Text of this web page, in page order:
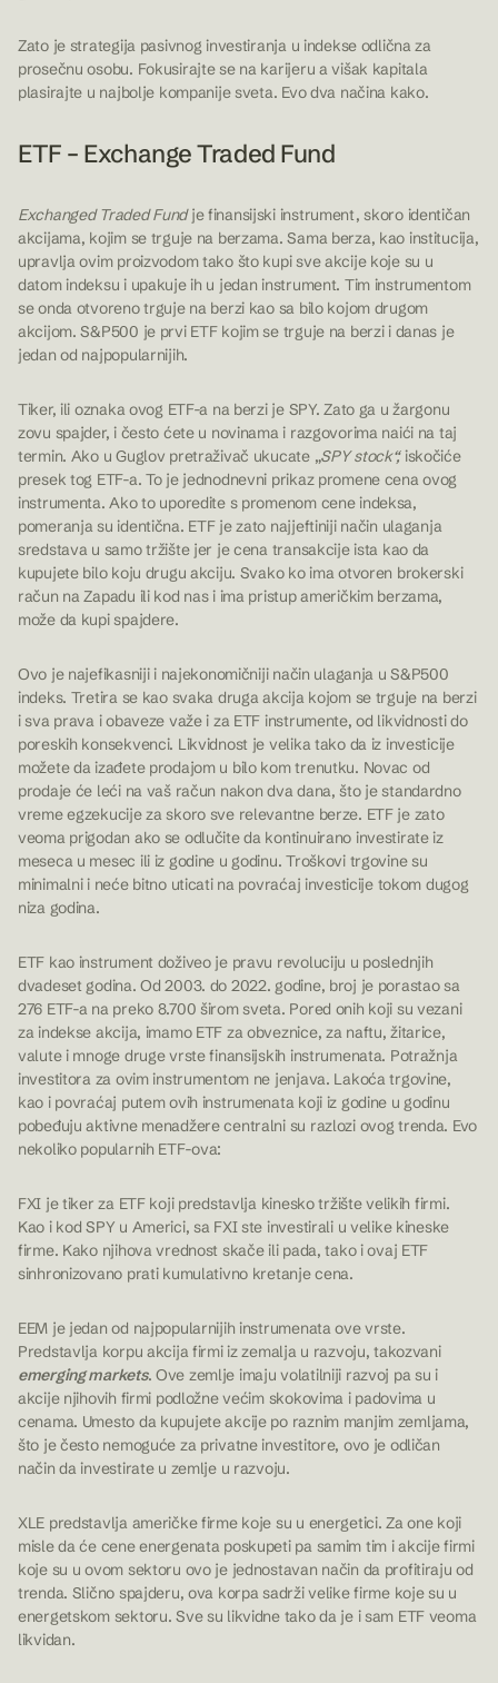
Zato je strategija pasivnog investiranja u indekse odlična za
prosečnu osobu. Fokusirajte se na karijeru a višak kapitala
plasirajte u najbolje kompanije sveta. Evo dva načina kako.
ETF – Exchange Traded Fund
Exchanged Traded Fundje finansijski instrument, skoro identičan
akcijama, kojim se trguje na berzama. Sama berza, kao institucija,
upravlja ovim proizvodom tako što kupi sve akcije koje su u
datom indeksu i upakuje ih u jedan instrument. Tim instrumentom
se onda otvoreno trguje na berzi kao sa bilo kojom drugom
akcijom. S&P500 je prvi ETF kojim se trguje na berzi i danas je
jedan od najpopularnijih.
Tiker, ili oznaka ovog ETF-a na berzi je SPY. Zato ga u žargonu
zovu spajder, i često ćete u novinama i razgovorima naići na taj
termin. Ako u Guglov pretraživač ukucate „SPY stock“,iskočiće
presek tog ETF-a. To je jednodnevni prikaz promene cena ovog
instrumenta. Ako to uporedite s promenom cene indeksa,
pomeranja su identična. ETF je zato najjeftiniji način ulaganja
sredstava u samo tržište jer je cena transakcije ista kao da
kupujete bilo koju drugu akciju. Svako ko ima otvoren brokerski
račun na Zapadu ili kod nas i ima pristup američkim berzama,
može da kupi spajdere.
Ovo je najefikasniji i najekonomičniji način ulaganja u S&P500
indeks. Tretira se kao svaka druga akcija kojom se trguje na berzi
i sva prava i obaveze važe i za ETF instrumente, od likvidnosti do
poreskih konsekvenci. Likvidnost je velika tako da iz investicije
možete da izađete prodajom u bilo kom trenutku. Novac od
prodaje će leći na vaš račun nakon dva dana, što je standardno
vreme egzekucije za skoro sve relevantne berze. ETF je zato
veoma prigodan ako se odlučite da kontinuirano investirate iz
meseca u mesec ili iz godine u godinu. Troškovi trgovine su
minimalni i neće bitno uticati na povraćaj investicije tokom dugog
niza godina.
ETF kao instrument doživeo je pravu revoluciju u poslednjih
dvadeset godina. Od 2003. do 2022. godine, broj je porastao sa
276 ETF-a na preko 8.700 širom sveta. Pored onih koji su vezani
za indekse akcija, imamo ETF za obveznice, za naftu, žitarice,
valute i mnoge druge vrste finansijskih instrumenata. Potražnja
investitora za ovim instrumentom ne jenjava. Lakoća trgovine,
kao i povraćaj putem ovih instrumenata koji iz godine u godinu
pobeđuju aktivne menadžere centralni su razlozi ovog trenda. Evo
nekoliko popularnih ETF-ova:
FXI je tiker za ETF koji predstavlja kinesko tržište velikih firmi.
Kao i kod SPY u Americi, sa FXI ste investirali u velike kineske
firme. Kako njihova vrednost skače ili pada, tako i ovaj ETF
sinhronizovano prati kumulativno kretanje cena.
EEM je jedan od najpopularnijih instrumenata ove vrste.
Predstavlja korpu akcija firmi iz zemalja u razvoju, takozvani
emerging markets. Ove zemlje imaju volatilniji razvoj pa su i
akcije njihovih firmi podložne većim skokovima i padovima u
cenama. Umesto da kupujete akcije po raznim manjim zemljama,
što je često nemoguće za privatne investitore, ovo je odličan
način da investirate u zemlje u razvoju.
XLE predstavlja američke firme koje su u energetici. Za one koji
misle da će cene energenata poskupeti pa samim tim i akcije firmi
koje su u ovom sektoru ovo je jednostavan način da profitiraju od
trenda. Slično spajderu, ova korpa sadrži velike firme koje su u
energetskom sektoru. Sve su likvidne tako da je i sam ETF veoma
likvidan.